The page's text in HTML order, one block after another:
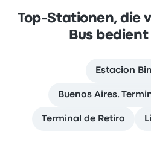
Top-Stationen, die
Bus
Estacion
Buenos Aires.
Terminal de Retiro